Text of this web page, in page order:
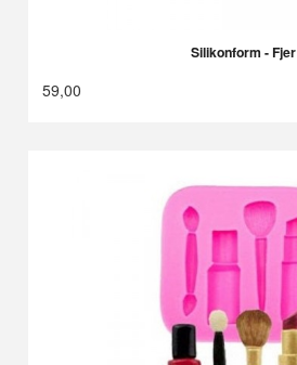
Silikonform - Fjer
59,00